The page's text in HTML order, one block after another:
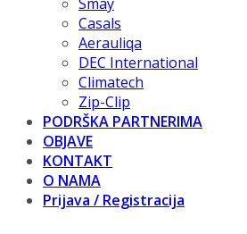
Smay
Casals
Aerauliqa
DEC International
Climatech
Zip-Clip
PODRŠKA PARTNERIMA
OBJAVE
KONTAKT
O NAMA
Prijava / Registracija